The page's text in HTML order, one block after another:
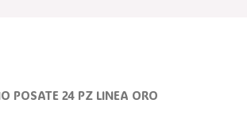
POSATE 24 PZ LINEA ORO
Il